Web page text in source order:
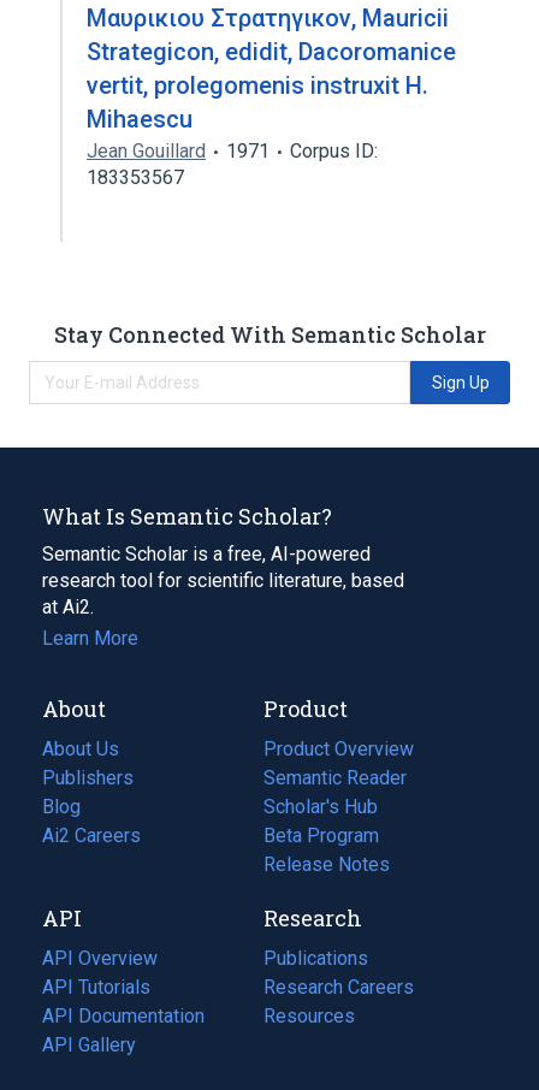
Mαυρικιου Στρατηγικον, Mauricii
Strategicon, edidit, Dacoromanice
vertit, prolegomenis instruxit H.
Mihaescu
Jean Gouillard 1971
Corpus ID:
183353567
Stay Connected With Semantic Scholar
Sign Up
What Is Semantic Scholar?
Semantic Scholar is a free, AI-powered
research tool for scientific literature, based
at Ai2.
Learn More
About
About Us
Publishers
Blog
(opens
in
tab)
Ai2 Careers
(opens
new
tab)
Product
Product Overview
Semantic Reader
Scholar's Hub
Beta Program
Release Notes
API
API Overview
API Tutorials
API Documentation
(opens
in
API Gallery
Research
Publications
(opens
in
a
Research Careers
(opens
in
Resources
(opens